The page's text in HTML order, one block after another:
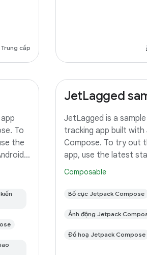
Trung cấp
To
the
JetLagged
JetLagged is a
tracking app built
Compose. To try out
app, use the latest
of Android Studio. You
project from Android
Composable
Bố cục Jetpack Compose
Ảnh động Jetpack
Đồ hoạ Jetpack Compose